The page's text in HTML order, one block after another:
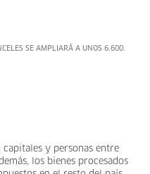
SE AMPLIARÁ A UNOS 6.600.
y personas entre
los bienes procesados